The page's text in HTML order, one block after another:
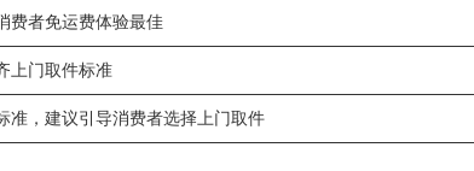
费者免运费体验最佳
上门取件标准
准，建议引导消费者选择上门取件